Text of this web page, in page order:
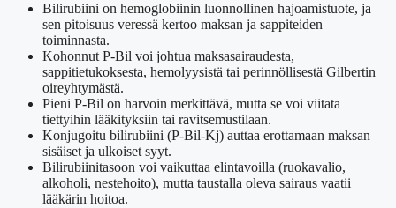
Bilirubiini on hemoglobiinin luonnollinen hajoamistuote, ja
sen pitoisuus veressä kertoo maksan ja sappiteiden
toiminnasta.
Kohonnut P-Bil voi johtua maksasairaudesta,
sappitietukoksesta, hemolyysistä tai perinnöllisestä Gilbertin
oireyhtymästä.
Pieni P-Bil on harvoin merkittävä, mutta se voi viitata
tiettyihin lääkityksiin tai ravitsemustilaan.
Konjugoitu bilirubiini (P-Bil-Kj) auttaa erottamaan maksan
sisäiset ja ulkoiset syyt.
Bilirubiinitasoon voi vaikuttaa elintavoilla (ruokavalio,
alkoholi, nestehoito), mutta taustalla oleva sairaus vaatii
lääkärin hoitoa.